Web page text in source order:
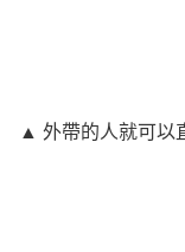
▲ 外帶的人就可以